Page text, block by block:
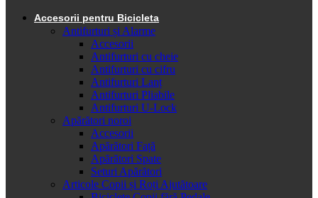
Accesorii pentru Bicicleta
Antifurturi și Alarme
Accesorii
Antifurturi cu cheie
Antifurturi cu cifru
Antifurturi Lanț
Antifurturi Pliabile
Antifurturi U-Lock
Apărători noroi
Accesorii
Apărători Față
Apărători Spate
Seturi Apărători
Articole Copii și Roți Ajutătoare